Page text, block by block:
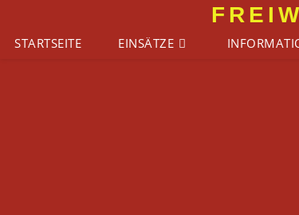
springen
STARTSEITE EINSÄTZE